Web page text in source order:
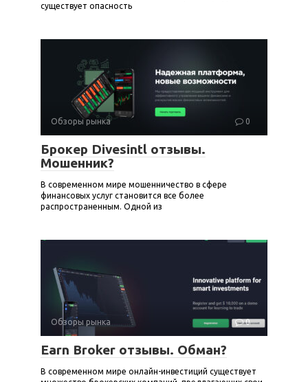
существует опасность
Обзоры рынка 0
Брокер Divesintl отзывы.
Мошенник?
В современном мире мошенничество в сфере
финансовых услуг становится все более
распространенным. Одной из
Обзоры рынка 0
Earn Broker отзывы. Обман?
В современном мире онлайн-инвестиций существует